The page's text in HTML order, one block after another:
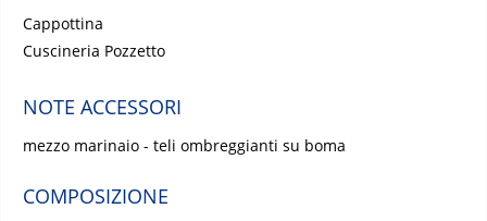
Cappottina
Cuscineria Pozzetto
NOTE ACCESSORI
mezzo marinaio - teli ombreggianti su boma
COMPOSIZIONE